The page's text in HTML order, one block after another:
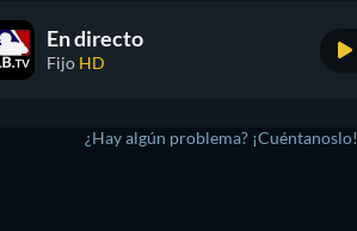
En directo
Fijo HD
¿Hay algún problema? ¡Cuéntanoslo!